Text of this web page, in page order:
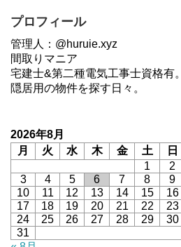
プロフィール
管理人：@huruie.xyz
間取りマニア
宅建士&第二種電気工事士資格有。
隠居用の物件を探す日々。
2026年8月
月
火 水 木 金 土
日
1
2
3
4 5 6 7 8
9
10
11 12 13 14 15
16
17
18 19 20 21 22
23
24
25 26 27 28 29
30
31